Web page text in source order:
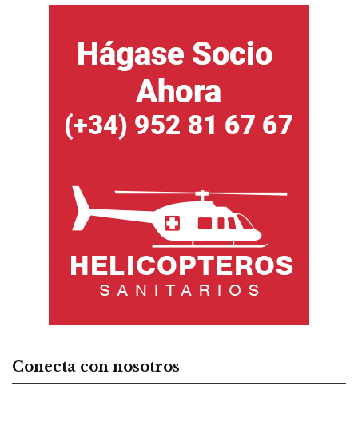
Conecta con nosotros